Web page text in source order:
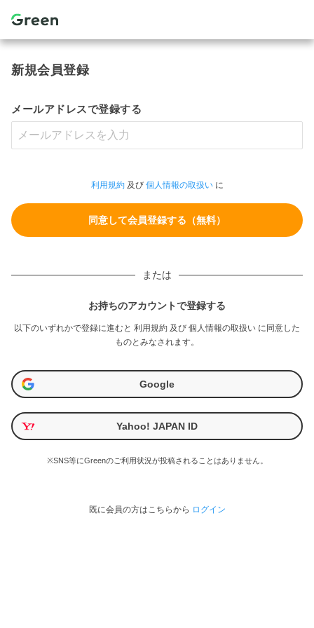
新規会員登録
メールアドレスで登録する
利用規約及び 個人情報の取扱いに
または
お持ちのアカウントで登録する
以下のいずれかで登録に進むと 利用規約 及び 個人情報の取扱い に同意した
ものとみなされます。
Google
Yahoo! JAPAN ID
※SNS等にGreenのご利用状況が投稿されることはありません。
既に会員の方はこちらから ログイン